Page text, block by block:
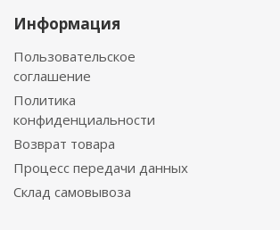
Информация
Пользовательское
соглашение
Политика
конфиденциальности
Возврат товара
Процесс передачи данных
Склад самовывоза